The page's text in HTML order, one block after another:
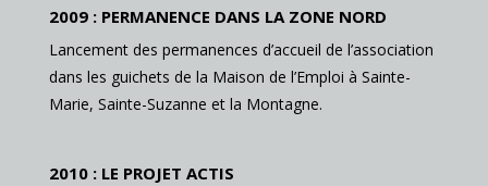
2009 : PERMANENCE DANS LA ZONE NORD
Lancement des permanences d’accueil de l’association
dans les guichets de la Maison de l’Emploi à Sainte-
Marie, Sainte-Suzanne et la Montagne.
2010 : LE PROJET ACTIS